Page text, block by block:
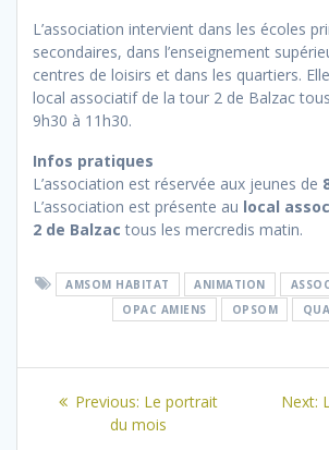
L’association intervient dans les écoles
secondaires, dans l’enseignement
centres de loisirs et dans les quartiers.
local associatif de la tour 2 de Balzac
9h30 à 11h30.
Infos pratiques
L’association est réservée aux jeunes de
L’association est présente au local
2 de Balzac tous les mercredis matin.
AMSOM HABITAT ANIMATION
OPAC AMIENS
OPSOM
Navigation
Previous: Previous
post:
Le portrait
du mois
Next: